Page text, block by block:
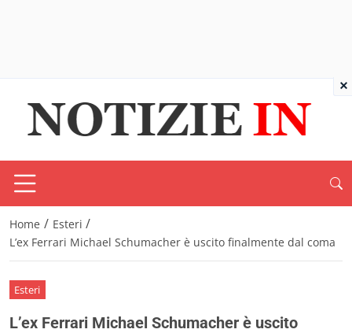
Home / Esteri /
L’ex Ferrari Michael Schumacher è uscito finalmente dal coma
Esteri
L’ex Ferrari Michael Schumacher è uscito
×